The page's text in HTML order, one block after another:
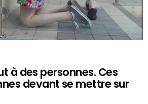
à des personnes. Ces
devant se mettre sur